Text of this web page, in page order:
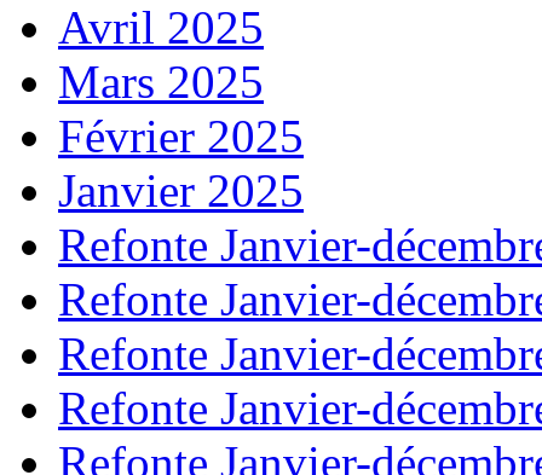
Avril 2025
Mars 2025
Février 2025
Janvier 2025
Refonte Janvier-
Refonte Janvier-
Refonte Janvier-
Refonte Janvier-
Refonte Janvier-